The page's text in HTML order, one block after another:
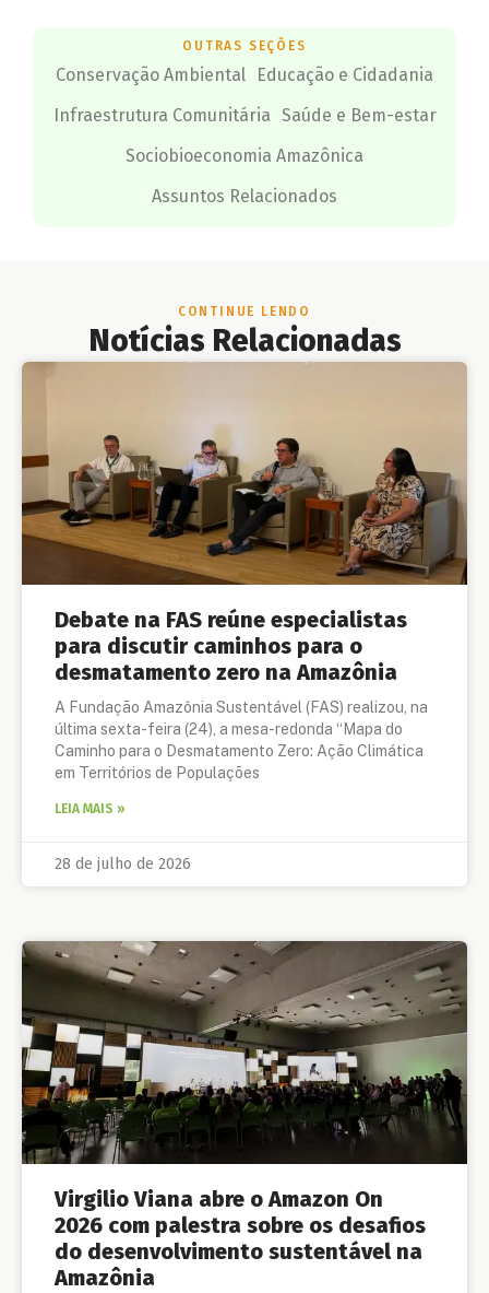
OUTRAS SEÇÕES
Conservação Ambiental
Educação e Cidadania
Infraestrutura Comunitária Saúde e Bem-estar
Sociobioeconomia Amazônica
Assuntos Relacionados
CONTINUE LENDO
Notícias Relacionadas
Debate na FAS reúne especialistas
para discutir caminhos para o
desmatamento zero na Amazônia
A Fundação Amazônia Sustentável (FAS) realizou, na
última sexta-feira (24), a mesa-redonda “Mapa do
Caminho para o Desmatamento Zero: Ação Climática
em Territórios de Populações
LEIA MAIS »
28 de julho de 2026
Virgilio Viana abre o Amazon On
2026 com palestra sobre os desafios
do desenvolvimento sustentável na
Amazônia